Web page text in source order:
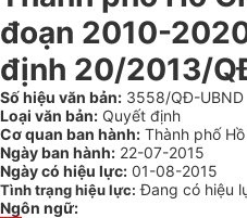
đoạn 2010-
định 20/2013/
Số hiệu văn bản: 3558/QĐ-UBND
Loại văn bản: Quyết định
Cơ quan ban hành: Thành phố
Ngày ban hành: 22-07-2015
Ngày có hiệu lực: 01-08-2015
Tình trạng hiệu lực: Đang có hiệu
Ngôn ngữ: